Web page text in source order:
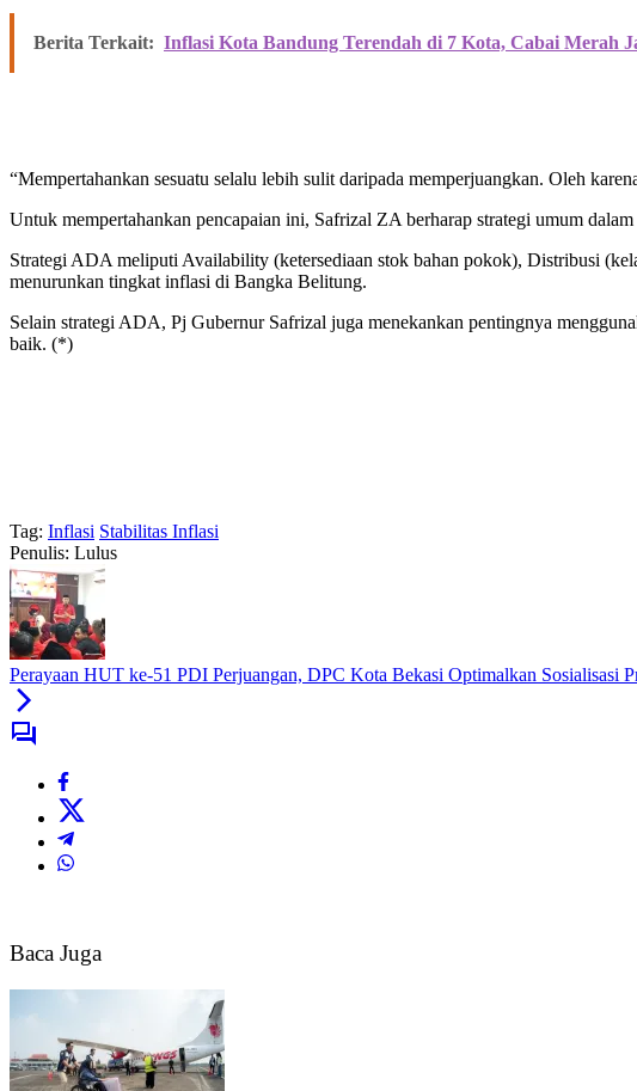
Berita Terkait: Inflasi Kota Bandung Terendah di 7 Kota, Cabai Merah
“Mempertahankan sesuatu selalu lebih sulit daripada memperjuangkan. Oleh
Untuk mempertahankan pencapaian ini, Safrizal ZA berharap strategi umum
Strategi ADA meliputi Availability (ketersediaan stok bahan pokok), Distribusi
menurunkan tingkat inflasi di Bangka Belitung.
Selain strategi ADA, Pj Gubernur Safrizal juga menekankan pentingnya
baik. (*)
Tag: Inflasi Stabilitas Inflasi
Penulis: Lulus
Perayaan HUT ke-51 PDI Perjuangan, DPC Kota Bekasi Optimalkan Sosialisasi
Baca Juga